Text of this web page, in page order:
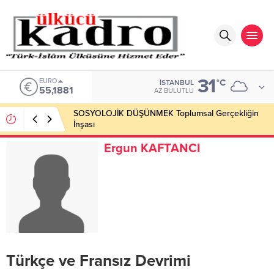
EURO
55,1881
İSTANBUL
AZ BULUTLU 31°C
SOSYOLOJİK DÜŞÜNMEK Toplumsal Gerçekliğin
İnşası
Ergun KAFTANCI
Türkçe ve Fransız Devrimi